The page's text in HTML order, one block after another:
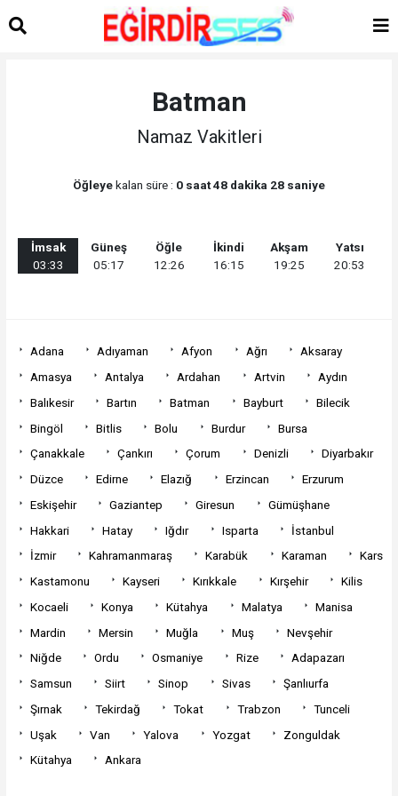
Batman
Namaz Vakitleri
Öğleyekalan süre : 0 saat 48 dakika 28 saniye
İmsak
03:33
Güneş
05:17
Öğle
12:26
İkindi
16:15
Akşam
19:25
Yatsı
20:53
Adana Adıyaman Afyon Ağrı
Aksaray
Amasya
Antalya Ardahan Artvin
Aydın
Balıkesir
Bartın Batman Bayburt
Bilecik
Bingöl
Bitlis Bolu Burdur
Bursa
Çanakkale
Çankırı Çorum Denizli
Diyarbakır
Düzce
Edirne Elazığ Erzincan
Erzurum
Eskişehir
Gaziantep Giresun
Gümüşhane
Hakkari
Hatay Iğdır Isparta
İstanbul
İzmir
Kahramanmaraş Karabük Karaman
Kars
Kastamonu
Kayseri Kırıkkale Kırşehir
Kilis
Kocaeli
Konya Kütahya Malatya
Manisa
Mardin
Mersin Muğla Muş
Nevşehir
Niğde
Ordu Osmaniye Rize
Adapazarı
Samsun
Siirt Sinop Sivas
Şanlıurfa
Şırnak
Tekirdağ Tokat Trabzon
Tunceli
Uşak
Van Yalova Yozgat
Zonguldak
Kütahya
Ankara